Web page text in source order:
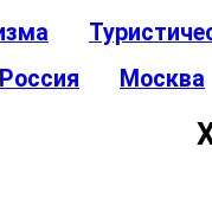
Россия Москва